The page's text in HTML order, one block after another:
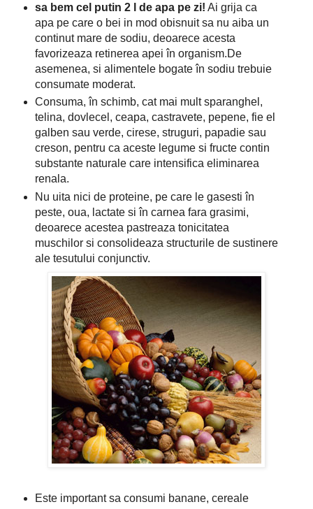
sa bem cel putin 2 l de apa pe zi! Ai grija ca
apa pe care o bei in mod obisnuit sa nu aiba un
continut mare de sodiu, deoarece acesta
favorizeaza retinerea apei în organism.De
asemenea, si alimentele bogate în sodiu trebuie
consumate moderat.
Consuma, în schimb, cat mai mult sparanghel,
telina, dovlecel, ceapa, castravete, pepene, fie el
galben sau verde, cirese, struguri, papadie sau
creson, pentru ca aceste legume si fructe contin
substante naturale care intensifica eliminarea
renala.
Nu uita nici de proteine, pe care le gasesti în
peste, oua, lactate si în carnea fara grasimi,
deoarece acestea pastreaza tonicitatea
muschilor si consolideaza structurile de sustinere
ale tesutului conjunctiv.
Este important sa consumi banane, cereale